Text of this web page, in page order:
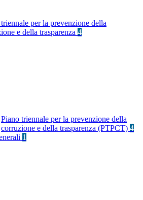
per la prevenzione della
e della trasparenza 4
Piano triennale per la prevenzione della
corruzione e della trasparenza (PTPCT) 4
1